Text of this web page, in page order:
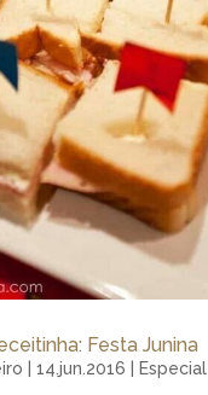
Festa Junina
| 14.jun.2016 | Especial